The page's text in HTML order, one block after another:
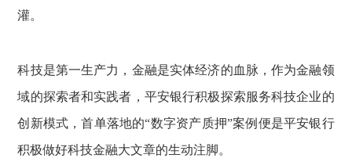
灌。
科技是第一生产力，金融是实体经济的血脉，作为金融领
域的探索者和实践者，平安银行积极探索服务科技企业的
创新模式，首单落地的“数字资产质押”案例便是平安银行
积极做好科技金融大文章的生动注脚。